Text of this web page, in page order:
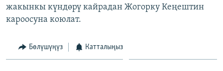
жакынкы күндөрү кайрадан Жогорку Кеңештин
кароосуна коюлат.
Бөлүшүңүз Катталыңыз